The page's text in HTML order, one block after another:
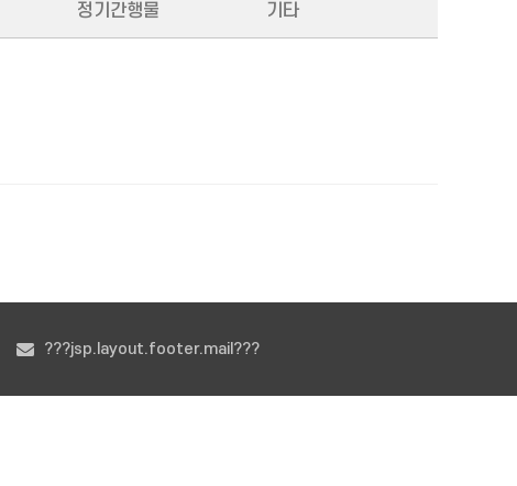
정기간행물 기타
???jsp.layout.footer.mail???